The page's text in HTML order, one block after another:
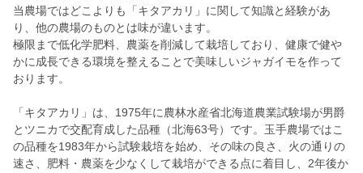
当農場ではどこよりも「キタアカリ」に関して知識と経験があ
り、他の農場のものとは味が違います。
極限まで低化学肥料、農薬を削減して栽培しており、健康で健や
かに成長できる環境を整えることで美味しいジャガイモを作って
おります。
「キタアカリ」は、1975年に農林水産省北海道農業試験場が男爵
とツニカで交配育成した品種（北海63号）です。玉手農場ではこ
の品種を1983年から試験栽培を始め、その味の良さ、火の通りの
速さ、肥料・農薬を少なくして栽培ができる点に着目し、2年後か